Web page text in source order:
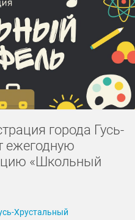
города Гусь-
ежегодную
«Школьный
Хрустальный